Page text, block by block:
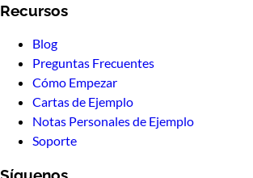
Recursos
Blog
Preguntas Frecuentes
Cómo Empezar
Cartas de Ejemplo
Notas Personales de Ejemplo
Soporte